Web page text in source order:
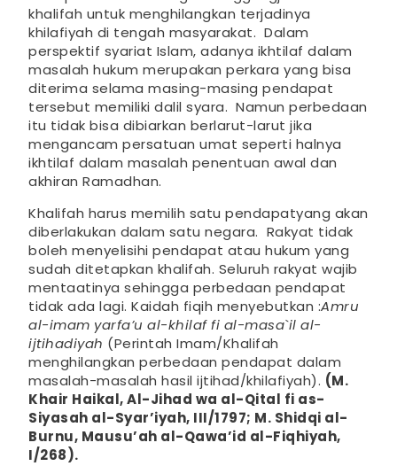
khalifah untuk menghilangkan terjadinya
khilafiyah di tengah masyarakat. Dalam
perspektif syariat Islam, adanya ikhtilaf dalam
masalah hukum merupakan perkara yang bisa
diterima selama masing-masing pendapat
tersebut memiliki dalil syara. Namun perbedaan
itu tidak bisa dibiarkan berlarut-larut jika
mengancam persatuan umat seperti halnya
ikhtilaf dalam masalah penentuan awal dan
akhiran Ramadhan.
Khalifah harus memilih satu pendapatyang akan
diberlakukan dalam satu negara. Rakyat tidak
boleh menyelisihi pendapat atau hukum yang
sudah ditetapkan khalifah. Seluruh rakyat wajib
mentaatinya sehingga perbedaan pendapat
tidak ada lagi. Kaidah fiqih menyebutkan :Amru
al-imam yarfa’u al-khilaf fi al-masa`il al-
ijtihadiyah (Perintah Imam/Khalifah
menghilangkan perbedaan pendapat dalam
masalah-masalah hasil ijtihad/khilafiyah). (M.
Khair Haikal, Al-Jihad wa al-Qital fi as-
Siyasah al-Syar’iyah, III/1797; M. Shidqi al-
Burnu, Mausu’ah al-Qawa’id al-Fiqhiyah,
I/268).